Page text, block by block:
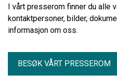
I vårt presserom finner du alle
kontaktpersoner, bilder,
informasjon om oss.
BESØK VÅRT PRESSEROM